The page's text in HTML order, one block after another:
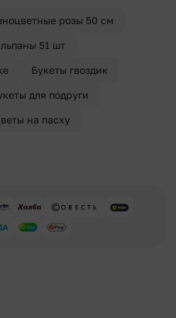
розы 50 см
51 шт
Букеты гвоздик
для подруги
на пасху